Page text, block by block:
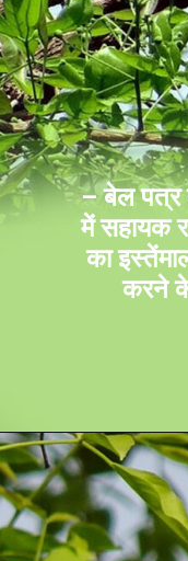
– बेल
में सहायक
का
करने